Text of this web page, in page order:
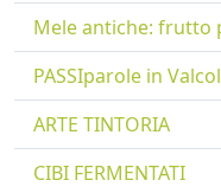
Mele antiche: frutto
PASSIparole in
ARTE TINTORIA
CIBI FERMENTATI